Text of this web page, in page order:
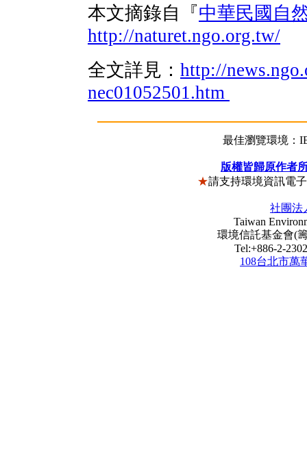
本文摘錄自『中華民國自
http://naturet.ngo.org.tw/
全文詳見： http://
nec01052501.htm
最佳瀏覽環境：
版權皆歸原作者
★請支持環境資訊電
社團法
Taiwan
環境信託基金會(籌
Tel:+886-2-
108台北市萬